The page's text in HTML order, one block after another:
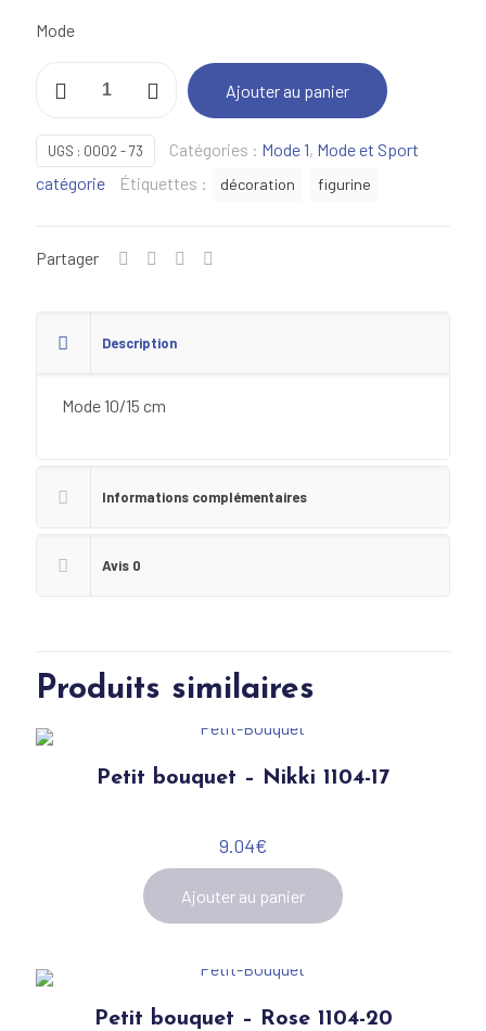
Mode
Mode
10/15
cm
13
Ajouter au panier
UGS : 0002 - 73 Catégories : Mode 1, Mode et Sport
catégorie
Étiquettes : décoration figurine
Partager
Description
Mode 10/15 cm
Informations complémentaires
Avis 0
Produits similaires
Petit bouquet – Nikki 1104-17
9.04€
Ajouter au panier
Petit bouquet – Rose 1104-20